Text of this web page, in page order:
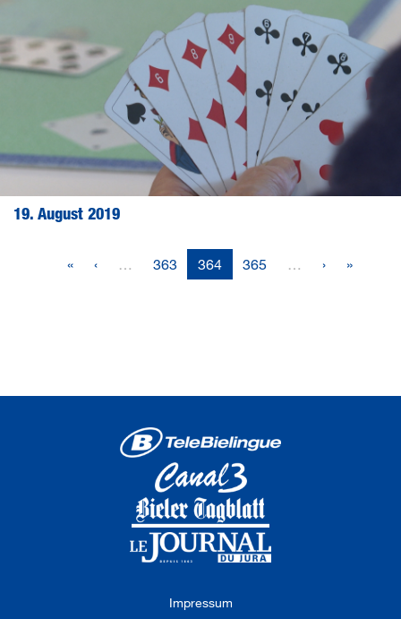
19. August 2019
« ‹ 363 364 365 › »
Impressum